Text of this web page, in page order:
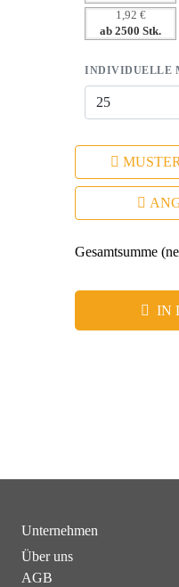
modernem Design.
1,92 €
ab 2500 Stk.
INDIVIDUELLE
MUSTER
Gesamtsumme
IN
Unternehmen
Über uns
AGB